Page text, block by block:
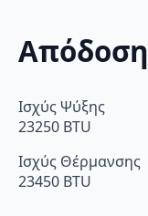
Απόδοση
Ισχύς Ψύξης
23250 BTU
Ισχύς Θέρμανσης
23450 BTU